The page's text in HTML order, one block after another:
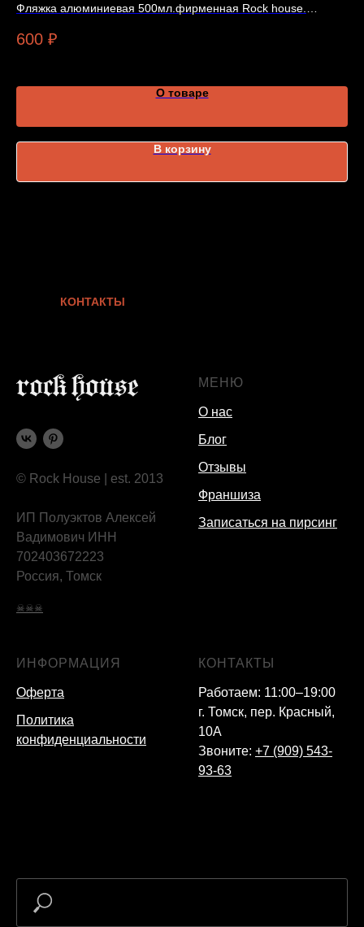
Фляжка алюминиевая 500мл.фирменная Rock house.
600 ₽
О товаре
В корзину
КОНТАКТЫ
© Rock House | est. 2013
ИП Полуэктов Алексей
Вадимович ИНН
702403672223
Россия, Томск
☠☠☠
МЕНЮ
О нас
Блог
Отзывы
Франшиза
Записаться на пирсинг
ИНФОРМАЦИЯ
Оферта
Политика
конфиденциальности
КОНТАКТЫ
Работаем: 11:00–19:00
г. Томск, пер. Красный,
10А
Звоните: +7 (909) 543-
93-63